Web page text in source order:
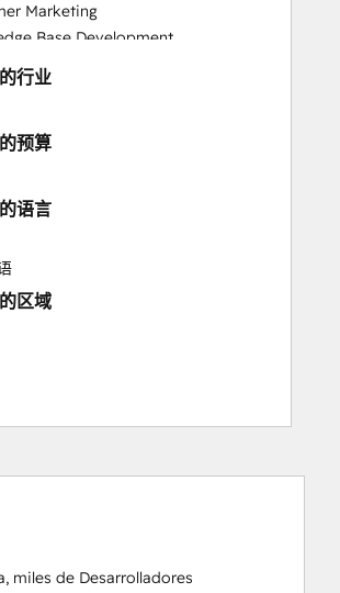
Marketing
Base Development
Automation
Marketing Alignment
Development
行业
预算
语言
区域
miles de Desarrolladores